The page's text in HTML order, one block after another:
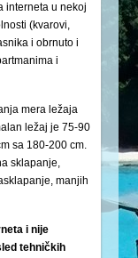
interneta u nekoj
(kvarovi,
i obrnuto i
i
mera ležaja
ležaj je 75-90
sa 180-200 cm.
sklapanje,
manjih
i nije
tehničkih